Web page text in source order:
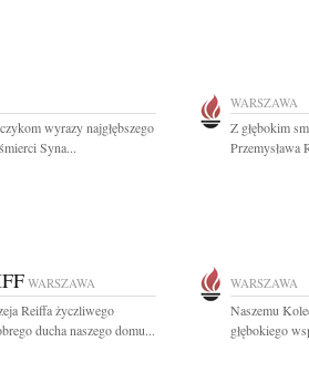
wyrazy najgłębszego
Syna...
WARSZAWA
Z głębokim
Przemysława
WARSZAWA
Reiffa życzliwego
ducha naszego domu...
WARSZAWA
Naszemu
głębokiego